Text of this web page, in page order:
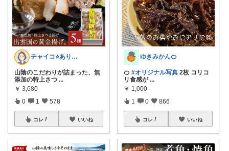
チャイコ⭐️ありがとうございます
山陰のこだわりが詰まった、無
添加の特上さつ ...
￥ 3,680
0 1 578
コレ いいね
ゆきみかん🍊
🍊 #オリジナル写真 2枚 コリコ
リ食感が ...
￥ 1,000
1 0 866
コレ いいね